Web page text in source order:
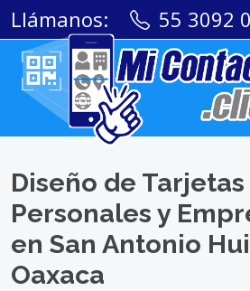
Llámanos: 55 3092
Diseño de
Personales y
en San Antonio
Oaxaca